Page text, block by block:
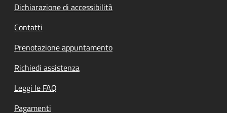
Dichiarazione di accessibilità
Contatti
Prenotazione appuntamento
Richiedi assistenza
Leggi le FAQ
Pagamenti